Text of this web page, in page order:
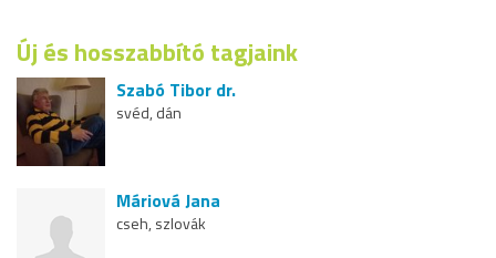
Új és hosszabbító tagjaink
Szabó Tibor dr.
svéd, dán
Máriová Jana
cseh, szlovák